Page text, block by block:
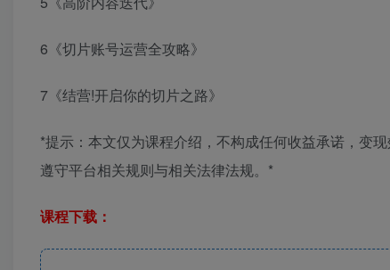
6《切片账号运营全攻略》
7《结营!开启你的切片之路》
*提示：本文仅为课程介绍，不构成任何收益承诺，变
遵守平台相关规则与相关法律法规。*
课程下载：